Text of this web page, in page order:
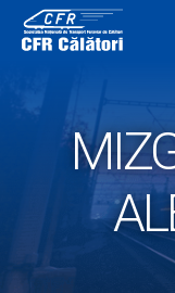
content